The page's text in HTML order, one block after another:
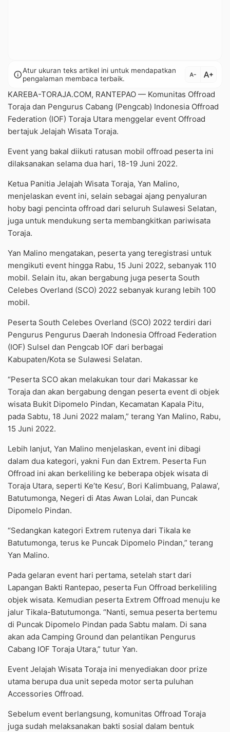
infoAtur ukuran teks artikel ini untuk mendapatkan
pengalaman membaca terbaik.
text_decrease text_increase
KAREBA-TORAJA.COM, RANTEPAO — Komunitas Offroad
Toraja dan Pengurus Cabang (Pengcab) Indonesia Offroad
Federation (IOF) Toraja Utara menggelar event Offroad
bertajuk Jelajah Wisata Toraja.
Event yang bakal diikuti ratusan mobil offroad peserta ini
dilaksanakan selama dua hari, 18-19 Juni 2022.
Ketua Panitia Jelajah Wisata Toraja, Yan Malino,
menjelaskan event ini, selain sebagai ajang penyaluran
hoby bagi pencinta offroad dari seluruh Sulawesi Selatan,
juga untuk mendukung serta membangkitkan pariwisata
Toraja.
Yan Malino mengatakan, peserta yang teregistrasi untuk
mengikuti event hingga Rabu, 15 Juni 2022, sebanyak 110
mobil. Selain itu, akan bergabung juga peserta South
Celebes Overland (SCO) 2022 sebanyak kurang lebih 100
mobil.
Peserta South Celebes Overland (SCO) 2022 terdiri dari
Pengurus Pengurus Daerah Indonesia Offroad Federation
(IOF) Sulsel dan Pengcab IOF dari berbagai
Kabupaten/Kota se Sulawesi Selatan.
“Peserta SCO akan melakukan tour dari Makassar ke
Toraja dan akan bergabung dengan peserta event di objek
wisata Bukit Dipomelo Pindan, Kecamatan Kapala Pitu,
pada Sabtu, 18 Juni 2022 malam,” terang Yan Malino, Rabu,
15 Juni 2022.
Lebih lanjut, Yan Malino menjelaskan, event ini dibagi
dalam dua kategori, yakni Fun dan Extrem. Peserta Fun
Offroad ini akan berkeliling ke beberapa objek wisata di
Toraja Utara, seperti Ke’te Kesu’, Bori Kalimbuang, Palawa’,
Batutumonga, Negeri di Atas Awan Lolai, dan Puncak
Dipomelo Pindan.
“Sedangkan kategori Extrem rutenya dari Tikala ke
Batutumonga, terus ke Puncak Dipomelo Pindan,” terang
Yan Malino.
Pada gelaran event hari pertama, setelah start dari
Lapangan Bakti Rantepao, peserta Fun Offroad berkeliling
objek wisata. Kemudian peserta Extrem Offroad menuju ke
jalur Tikala-Batutumonga. “Nanti, semua peserta bertemu
di Puncak Dipomelo Pindan pada Sabtu malam. Di sana
akan ada Camping Ground dan pelantikan Pengurus
Cabang IOF Toraja Utara,” tutur Yan.
Event Jelajah Wisata Toraja ini menyediakan door prize
utama berupa dua unit sepeda motor serta puluhan
Accessories Offroad.
Sebelum event berlangsung, komunitas Offroad Toraja
juga sudah melaksanakan bakti sosial dalam bentuk